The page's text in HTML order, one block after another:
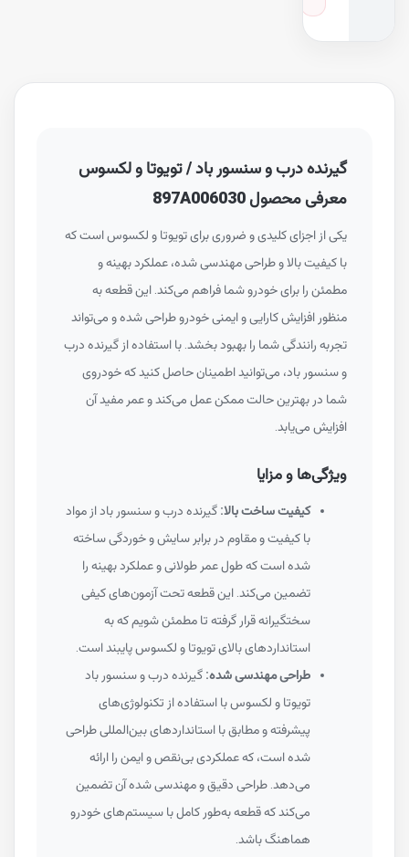
گیرنده درب و سنسور باد / تویوتا و لکسوس
معرفی محصول 897A006030
یکی از اجزای کلیدی و ضروری برای تویوتا و لکسوس است که
با کیفیت بالا و طراحی مهندسی شده، عملکرد بهینه و
مطمئن را برای خودرو شما فراهم می‌کند. این قطعه به
منظور افزایش کارایی و ایمنی خودرو طراحی شده و می‌تواند
تجربه رانندگی شما را بهبود بخشد. با استفاده از گیرنده درب
و سنسور باد، می‌توانید اطمینان حاصل کنید که خودروی
شما در بهترین حالت ممکن عمل می‌کند و عمر مفید آن
افزایش می‌یابد.
ویژگی‌ها و مزایا
کیفیت ساخت بالا:گیرنده درب و سنسور باد از مواد
با کیفیت و مقاوم در برابر سایش و خوردگی ساخته
شده است که طول عمر طولانی و عملکرد بهینه را
تضمین می‌کند. این قطعه تحت آزمون‌های کیفی
سختگیرانه قرار گرفته تا مطمئن شویم که به
استانداردهای بالای تویوتا و لکسوس پایبند است.
طراحی مهندسی شده:گیرنده درب و سنسور باد
تویوتا و لکسوس با استفاده از تکنولوژی‌های
پیشرفته و مطابق با استانداردهای بین‌المللی طراحی
شده است، که عملکردی بی‌نقص و ایمن را ارائه
می‌دهد. طراحی دقیق و مهندسی شده آن تضمین
می‌کند که قطعه به‌طور کامل با سیستم‌های خودرو
هماهنگ باشد.